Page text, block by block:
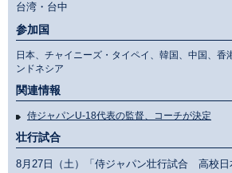
台湾・台中
参加国
日本、チャイニーズ・タイペイ、韓国、中国、香
ンドネシア
関連情報
侍ジャパンU-18代表の監督、コーチが決定
壮行試合
8月27日（土）「侍ジャパン壮行試合 高校日